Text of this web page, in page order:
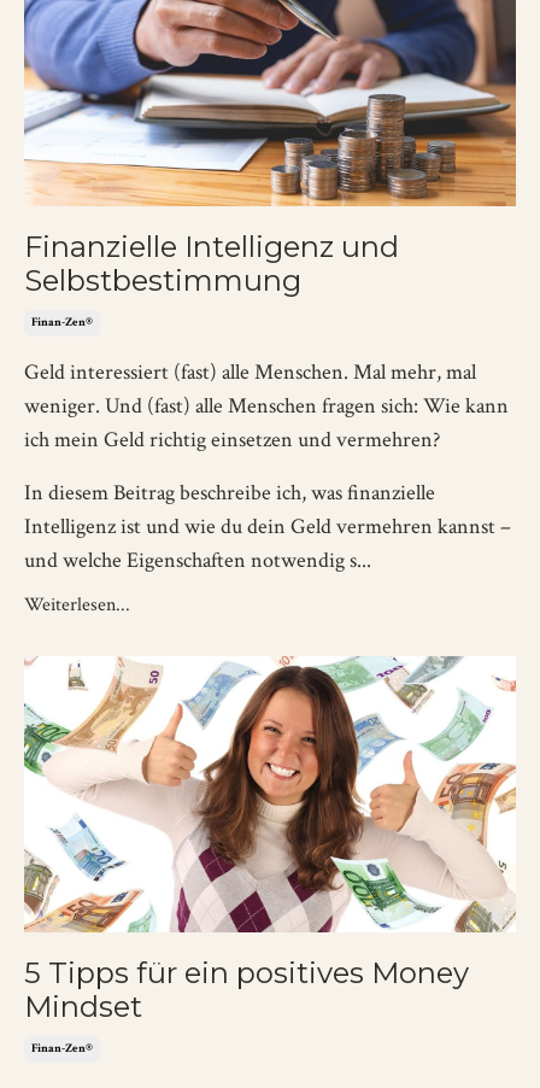
Finanzielle Intelligenz und
Selbstbestimmung
Finan-Zen®
Geld interessiert (fast) alle Menschen. Mal mehr, mal
weniger. Und (fast) alle Menschen fragen sich: Wie kann
ich mein Geld richtig einsetzen und vermehren?
In diesem Beitrag beschreibe ich, was finanzielle
Intelligenz ist und wie du dein Geld vermehren kannst –
und welche Eigenschaften notwendig s...
Weiterlesen...
5 Tipps für ein positives Money
Mindset
Finan-Zen®